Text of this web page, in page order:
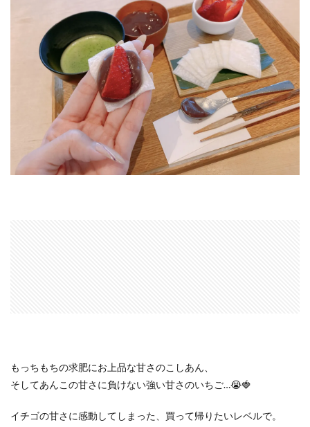
もっちもちの求肥にお上品な甘さのこしあん、
そしてあんこの甘さに負けない強い甘さのいちご…😭🍓
イチゴの甘さに感動してしまった、買って帰りたいレベルで。